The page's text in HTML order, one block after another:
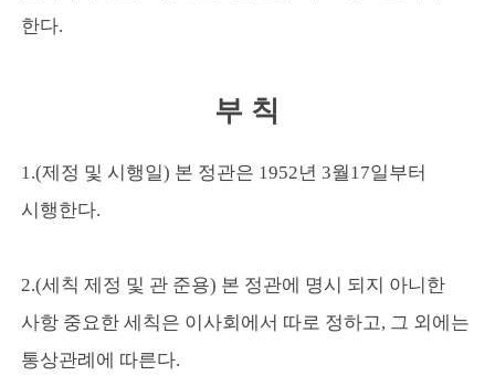
한다.
부 칙
1.(제정 및 시행일) 본 정관은 1952년 3월17일부터
시행한다.
2.(세칙 제정 및 관 준용) 본 정관에 명시 되지 아니한
사항 중요한 세칙은 이사회에서 따로 정하고, 그 외에는
통상관례에 따른다.